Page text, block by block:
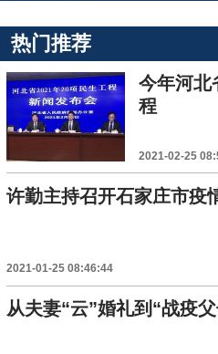
热门推荐
今年河北
程
2021-02-25
许勤主持召开石家庄市疫
2021-01-25 08:46:44
从夫妻“云”婚礼到“战疫